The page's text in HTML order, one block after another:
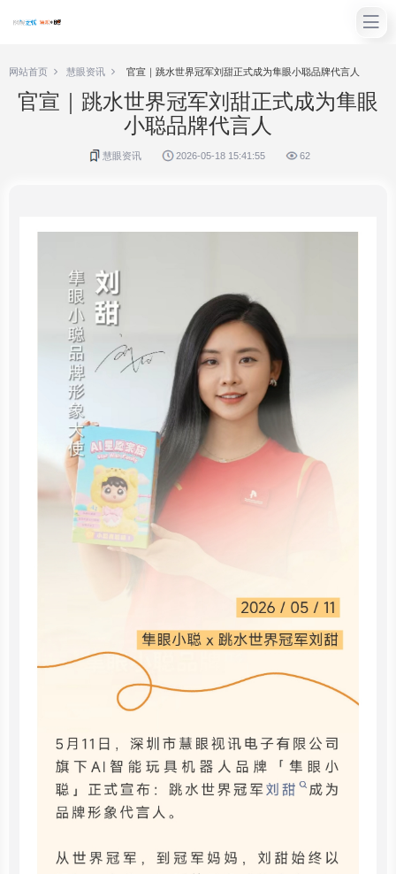
网站首页 慧眼资讯 官宣｜跳水世界冠军刘甜正式成为隼眼小聪品牌代言人
官宣｜跳水世界冠军刘甜正式成为隼眼
小聪品牌代言人
慧眼资讯 2026-05-18 15:41:55 62